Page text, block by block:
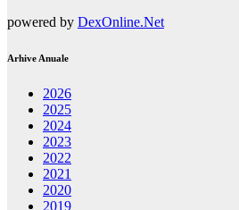
powered by DexOnline.Net
Arhive Anuale
2026
2025
2024
2023
2022
2021
2020
2019